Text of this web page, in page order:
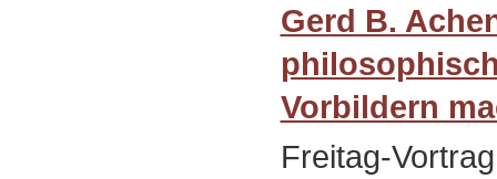
Gerd B.
Vorbildern
Freitag-